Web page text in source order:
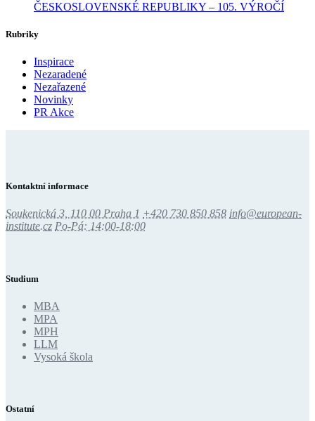
ČESKOSLOVENSKÉ REPUBLIKY – 105. VÝROČÍ
Rubriky
Inspirace
Nezaradené
Nezařazené
Novinky
PR Akce
Kontaktní informace
Soukenická 3, 110 00 Praha 1 +420 730 850 858 info@european-
institute.cz Po-Pá: 14:00-18:00
Studium
MBA
MPA
MPH
LLM
Vysoká škola
Ostatní